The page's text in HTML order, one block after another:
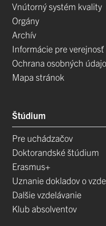
Vnútorný systém kvality
Orgány
Archív
Informácie pre verejnosť
Ochrana osobných
Mapa stránok
Štúdium
Pre uchádzačov
Doktorandské štúdium
Erasmus+
Uznanie dokladov o
Dalšie vzdelávanie
Klub absolventov